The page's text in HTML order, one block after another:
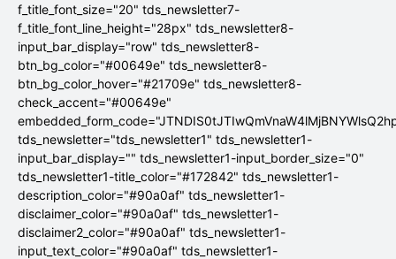
f_title_font_size="20" tds_newsletter7-
f_title_font_line_height="28px" tds_newsletter8-
input_bar_display="row" tds_newsletter8-
btn_bg_color="#00649e" tds_newsletter8-
btn_bg_color_hover="#21709e" tds_newsletter8-
check_accent="#00649e"
tds_newsletter="tds_newsletter1" tds_newsletter1-
input_bar_display="" tds_newsletter1-input_border_size="0"
tds_newsletter1-title_color="#172842" tds_newsletter1-
description_color="#90a0af" tds_newsletter1-
disclaimer_color="#90a0af" tds_newsletter1-
disclaimer2_color="#90a0af" tds_newsletter1-
input_text_color="#90a0af" tds_newsletter1-